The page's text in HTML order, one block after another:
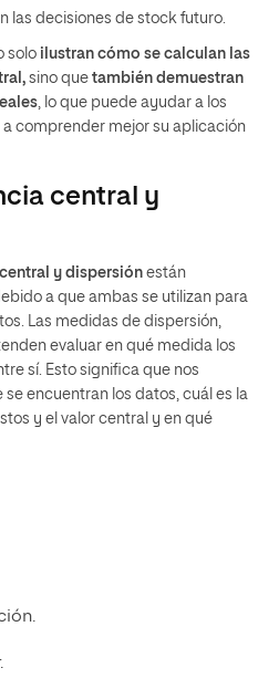
las decisiones de stock futuro.
solo ilustran cómo se calculan las
sino que también demuestran
, lo que puede ayudar a los
comprender mejor su aplicación
central y
y dispersión están
a que ambas se utilizan para
Las medidas de dispersión,
evaluar en qué medida los
sí. Esto significa que nos
encuentran los datos, cuál es la
y el valor central y en qué